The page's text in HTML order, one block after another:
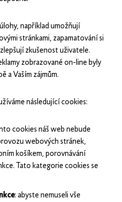
například umožňují
stránkami, zapamatování si
zkušenost uživatele.
zobrazované on-line byly
a Vaším zájmům.
následující cookies:
cookies náš web nebude
webových stránek,
košíkem, porovnávání
Tato kategorie cookies se
: abyste nemuseli vše